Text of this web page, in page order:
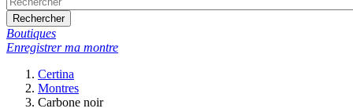
Rechercher
Boutiques
Enregistrer ma montre
Certina
Montres
Carbone noir